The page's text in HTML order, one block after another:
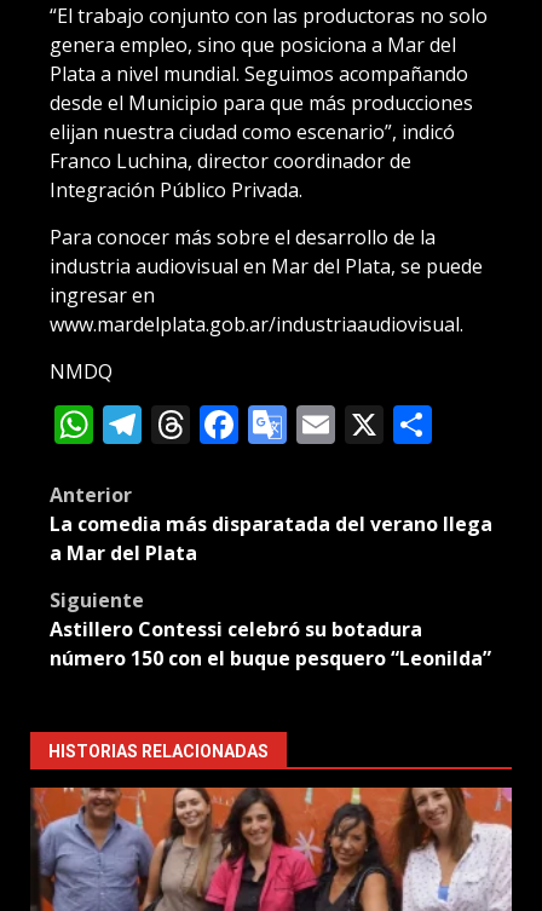
“El trabajo conjunto con las productoras no solo
genera empleo, sino que posiciona a Mar del
Plata a nivel mundial. Seguimos acompañando
desde el Municipio para que más producciones
elijan nuestra ciudad como escenario”, indicó
Franco Luchina, director coordinador de
Integración Público Privada.
Para conocer más sobre el desarrollo de la
industria audiovisual en Mar del Plata, se puede
ingresar en
www.mardelplata.gob.ar/industriaaudiovisual.
NMDQ
WhatsApp
Telegram
Threads
Facebook
Google
Email
X
Post
navigation
Anterior
La comedia más disparatada del verano llega
a Mar del Plata
Siguiente
Astillero Contessi celebró su botadura
número 150 con el buque pesquero “Leonilda”
HISTORIAS RELACIONADAS